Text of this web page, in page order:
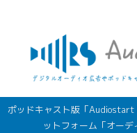
ポッドキャスト版「Audiostart
ットフォーム「オーデ